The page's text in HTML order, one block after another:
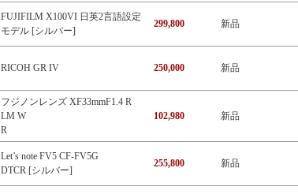
FUJIFILM X100VI 日英2言語設定
モデル [シルバー]
299,800 新品
RICOH GR IV 250,000 新品
フジノンレンズ XF33mmF1.4 R
LM W
R
102,980 新品
Let’s note FV5 CF-FV5G
DTCR [シルバー]
255,800 新品